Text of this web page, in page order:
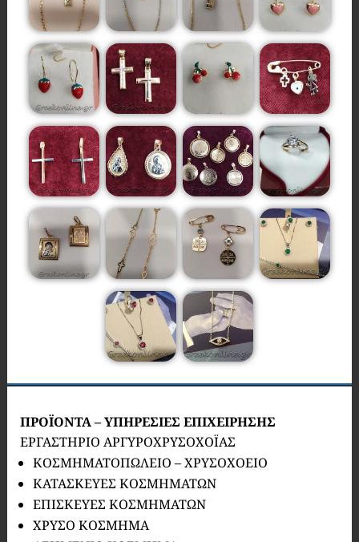
ΠΡΟΪΟΝΤΑ – ΥΠΗΡΕΣΙΕΣ ΕΠΙΧΕΙΡΗΣΗΣ
ΕΡΓΑΣΤΗΡΙΟ ΑΡΓΥΡΟΧΡΥΣΟΧΟΪΑΣ
ΚΟΣΜΗΜΑΤΟΠΩΛΕΙΟ – ΧΡΥΣΟΧΟΕΙΟ
ΚΑΤΑΣΚΕΥΕΣ ΚΟΣΜΗΜΑΤΩΝ
ΕΠΙΣΚΕΥΕΣ ΚΟΣΜΗΜΑΤΩΝ
ΧΡΥΣΟ ΚΟΣΜΗΜΑ